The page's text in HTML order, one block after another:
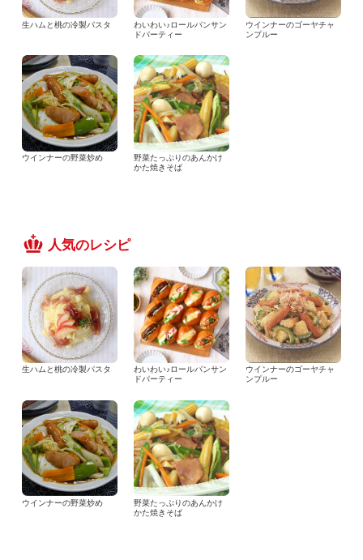
生ハムと桃の冷製パスタ
わいわい♪ロールパンサン
ドパーティー
ウインナーのゴーヤチャ
ンプルー
ウインナーの野菜炒め
野菜たっぷりのあんかけ
かた焼きそば
人気のレシピ
生ハムと桃の冷製パスタ
わいわい♪ロールパンサン
ドパーティー
ウインナーのゴーヤチャ
ンプルー
ウインナーの野菜炒め
野菜たっぷりのあんかけ
かた焼きそば